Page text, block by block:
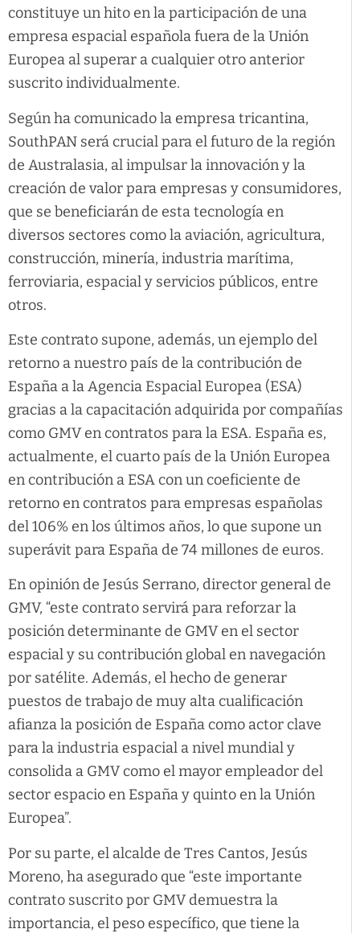
constituye un hito en la participación de una
empresa espacial española fuera de la Unión
Europea al superar a cualquier otro anterior
suscrito individualmente.
Según ha comunicado la empresa tricantina,
SouthPAN será crucial para el futuro de la región
de Australasia, al impulsar la innovación y la
creación de valor para empresas y consumidores,
que se beneficiarán de esta tecnología en
diversos sectores como la aviación, agricultura,
construcción, minería, industria marítima,
ferroviaria, espacial y servicios públicos, entre
otros.
Este contrato supone, además, un ejemplo del
retorno a nuestro país de la contribución de
España a la Agencia Espacial Europea (ESA)
gracias a la capacitación adquirida por compañías
como GMV en contratos para la ESA. España es,
actualmente, el cuarto país de la Unión Europea
en contribución a ESA con un coeficiente de
retorno en contratos para empresas españolas
del 106% en los últimos años, lo que supone un
superávit para España de 74 millones de euros.
En opinión de Jesús Serrano, director general de
GMV, “este contrato servirá para reforzar la
posición determinante de GMV en el sector
espacial y su contribución global en navegación
por satélite. Además, el hecho de generar
puestos de trabajo de muy alta cualificación
afianza la posición de España como actor clave
para la industria espacial a nivel mundial y
consolida a GMV como el mayor empleador del
sector espacio en España y quinto en la Unión
Europea”.
Por su parte, el alcalde de Tres Cantos, Jesús
Moreno, ha asegurado que “este importante
contrato suscrito por GMV demuestra la
importancia, el peso específico, que tiene la